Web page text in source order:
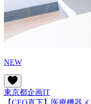
NEW
東京都企画IT
【CEO直下】医療機器